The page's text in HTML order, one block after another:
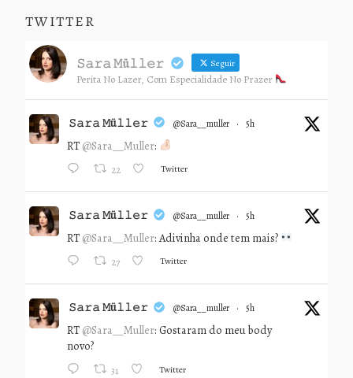
TWITTER
𝚂𝚊𝚛𝚊 𝙼ü𝚕𝚕𝚎𝚛 Seguir
Perita No Lazer, Com Especialidade No Prazer
𝚂𝚊𝚛𝚊 𝙼ü𝚕𝚕𝚎𝚛 @sara__muller · 5h
RT @Sara__Muller:
22 Twitter
𝚂𝚊𝚛𝚊 𝙼ü𝚕𝚕𝚎𝚛 @sara__muller · 5h
RT @Sara__Muller: Adivinha onde tem mais?
27 Twitter
𝚂𝚊𝚛𝚊 𝙼ü𝚕𝚕𝚎𝚛 @sara__muller · 5h
RT @Sara__Muller: Gostaram do meu body
novo?
31 Twitter